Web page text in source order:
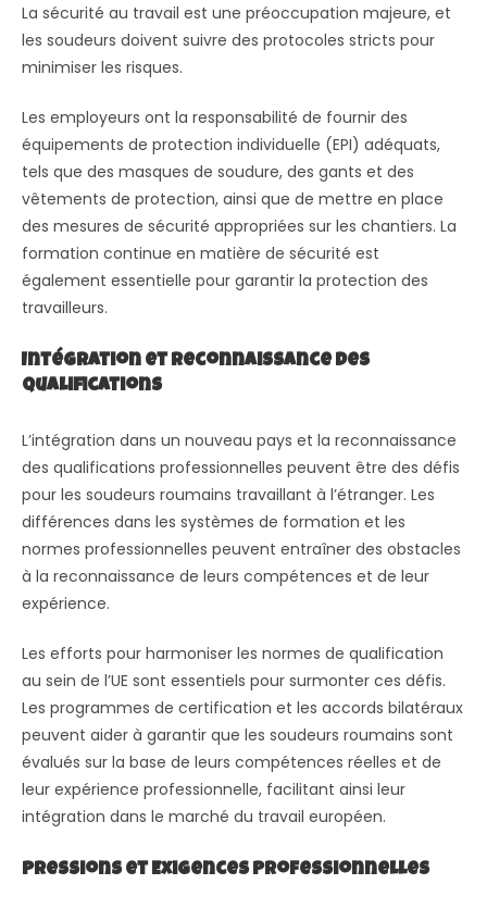
La sécurité au travail est une préoccupation majeure, et
les soudeurs doivent suivre des protocoles stricts pour
minimiser les risques.
Les employeurs ont la responsabilité de fournir des
équipements de protection individuelle (EPI) adéquats,
tels que des masques de soudure, des gants et des
vêtements de protection, ainsi que de mettre en place
des mesures de sécurité appropriées sur les chantiers. La
formation continue en matière de sécurité est
également essentielle pour garantir la protection des
travailleurs.
Intégration et Reconnaissance des
Qualifications
L’intégration dans un nouveau pays et la reconnaissance
des qualifications professionnelles peuvent être des défis
pour les soudeurs roumains travaillant à l’étranger. Les
différences dans les systèmes de formation et les
normes professionnelles peuvent entraîner des obstacles
à la reconnaissance de leurs compétences et de leur
expérience.
Les efforts pour harmoniser les normes de qualification
au sein de l’UE sont essentiels pour surmonter ces défis.
Les programmes de certification et les accords bilatéraux
peuvent aider à garantir que les soudeurs roumains sont
évalués sur la base de leurs compétences réelles et de
leur expérience professionnelle, facilitant ainsi leur
intégration dans le marché du travail européen.
Pressions et Exigences Professionnelles